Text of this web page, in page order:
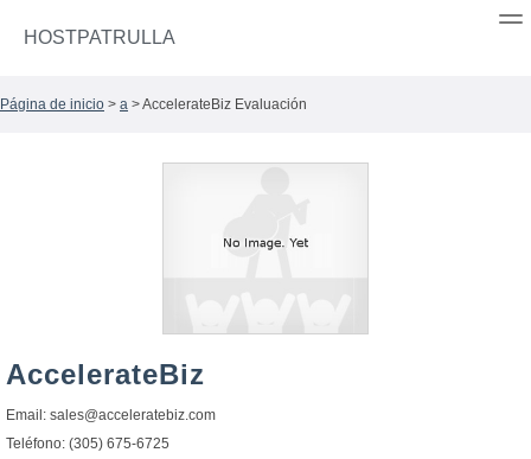
HOSTPATRULLA
Página de inicio > a > AccelerateBiz Evaluación
AccelerateBiz
Email: sales@acceleratebiz.com
Teléfono: (305) 675-6725